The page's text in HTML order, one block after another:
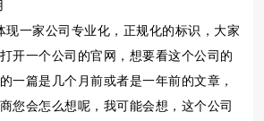
现一家公司专业化，正规化的标识，大家
开一个公司的官网，想要看这个公司的
一篇是几个月前或者是一年前的文章，
您会怎么想呢，我可能会想，这个公司